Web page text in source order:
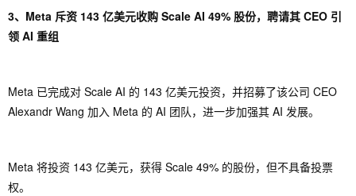
3、Meta 斥资 143 亿美元收购 Scale AI 49% 股份，聘请其 CEO 引
领 AI 重组
Meta 已完成对 Scale AI 的 143 亿美元投资，并招募了该公司 CEO
Alexandr Wang 加入 Meta 的 AI 团队，进一步加强其 AI 发展。
Meta 将投资 143 亿美元，获得 Scale 49% 的股份，但不具备投票
权。